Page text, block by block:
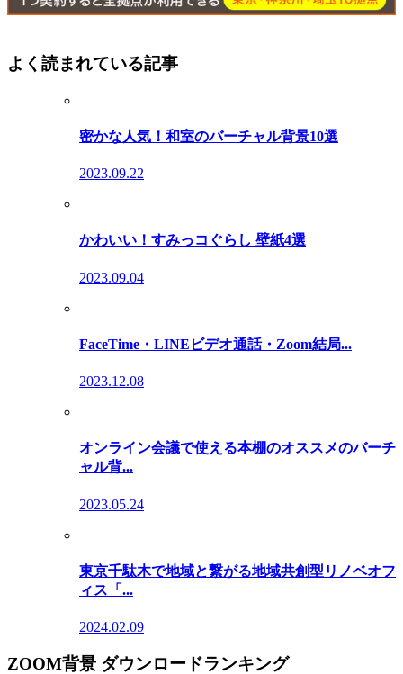
よく読まれている記事
密かな人気！和室のバーチャル背景10選
2023.09.22
かわいい！すみっコぐらし 壁紙4選
2023.09.04
FaceTime・LINEビデオ通話・Zoom結局...
2023.12.08
オンライン会議で使える本棚のオススメのバーチ
ャル背...
2023.05.24
東京千駄木で地域と繋がる地域共創型リノベオフ
ィス「...
2024.02.09
ZOOM背景 ダウンロードランキング